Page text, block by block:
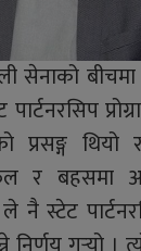
सेनाको
प्रसङ्ग
र बहसमा
नै स्टेट